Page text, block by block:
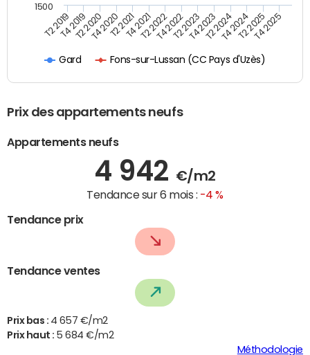
Gard Fons-sur-Lussan (CC Pays d'Uzès)
T2 2019T4 2019T2 2020T4 2020T2 2021T4 2021T2 2022T4 2022T2 2023T4 2023T2 2024T4 2024T2 2025T4 2025
1500
Prix des appartements neufs
Appartements neufs
4 942 €/m2
Tendance sur 6 mois : -4 %
Tendance prix
Tendance ventes
Prix bas : 4 657 €/m2
Prix haut : 5 684 €/m2
Méthodologie